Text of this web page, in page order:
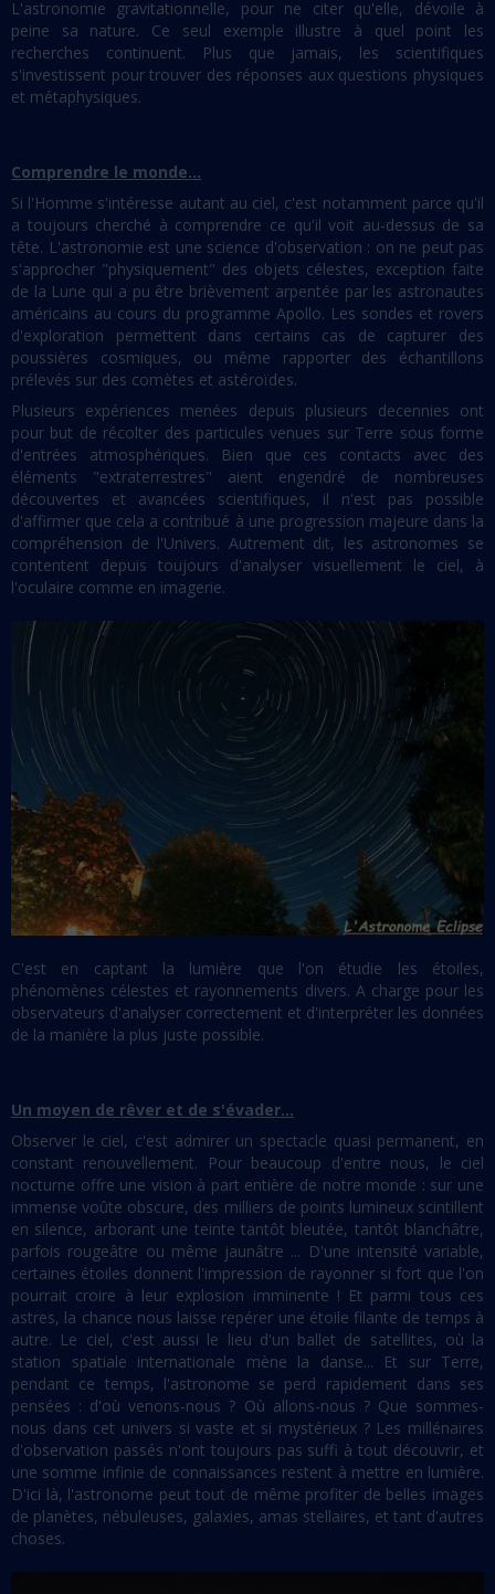
L'astronomie gravitationnelle, pour ne citer qu'elle, dévoile à
peine sa nature. Ce seul exemple illustre à quel point les
recherches continuent. Plus que jamais, les scientifiques
s'investissent pour trouver des réponses aux questions physiques
et métaphysiques.
Comprendre le monde...
Si l'Homme s'intéresse autant au ciel, c'est notamment parce qu'il
a toujours cherché à comprendre ce qu'il voit au-dessus de sa
tête. L'astronomie est une science d'observation : on ne peut pas
s'approcher "physiquement" des objets célestes, exception faite
de la Lune qui a pu être brièvement arpentée par les astronautes
américains au cours du programme Apollo. Les sondes et rovers
d'exploration permettent dans certains cas de capturer des
poussières cosmiques, ou même rapporter des échantillons
prélevés sur des comètes et astéroïdes.
Plusieurs expériences menées depuis plusieurs decennies ont
pour but de récolter des particules venues sur Terre sous forme
d'entrées atmosphériques. Bien que ces contacts avec des
éléments "extraterrestres" aient engendré de nombreuses
découvertes et avancées scientifiques, il n'est pas possible
d'affirmer que cela a contribué à une progression majeure dans la
compréhension de l'Univers. Autrement dit, les astronomes se
contentent depuis toujours d'analyser visuellement le ciel, à
l'oculaire comme en imagerie.
C'est en captant la lumière que l'on étudie les étoiles,
phénomènes célestes et rayonnements divers. A charge pour les
observateurs d'analyser correctement et d'interpréter les données
de la manière la plus juste possible.
Un moyen de rêver et de s'évader...
Observer le ciel, c'est admirer un spectacle quasi permanent, en
constant renouvellement. Pour beaucoup d'entre nous, le ciel
nocturne offre une vision à part entière de notre monde : sur une
immense voûte obscure, des milliers de points lumineux scintillent
en silence, arborant une teinte tantôt bleutée, tantôt blanchâtre,
parfois rougeâtre ou même jaunâtre ... D'une intensité variable,
certaines étoiles donnent l'impression de rayonner si fort que l'on
pourrait croire à leur explosion imminente ! Et parmi tous ces
astres, la chance nous laisse repérer une étoile filante de temps à
autre. Le ciel, c'est aussi le lieu d'un ballet de satellites, où la
station spatiale internationale mène la danse... Et sur Terre,
pendant ce temps, l'astronome se perd rapidement dans ses
pensées : d'où venons-nous ? Où allons-nous ? Que sommes-
nous dans cet univers si vaste et si mystérieux ? Les millénaires
d'observation passés n'ont toujours pas suffi à tout découvrir, et
une somme infinie de connaissances restent à mettre en lumière.
D'ici là, l'astronome peut tout de même profiter de belles images
de planètes, nébuleuses, galaxies, amas stellaires, et tant d'autres
choses.